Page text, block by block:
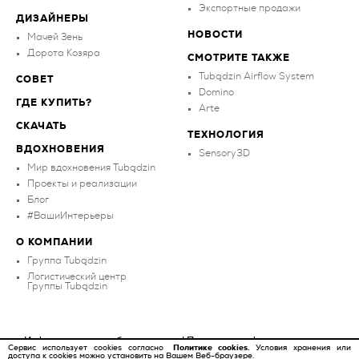
Сервис использует cookies согласно Политике cookies. Условия хранения или
доступа к cookies можно установить на Вашем Веб-браузере.
ДИЗАЙНЕРЫ
Мачей Зень
Дорота Козяра
СОВЕТ
ГДЕ КУПИТЬ?
СКАЧАТЬ
ВДОХНОВЕНИЯ
Мир вдохновения Tubądzin
Проекты и реализации
Блог
#ВашиИнтерьеры
О КОМПАНИИ
Группа Tubądzin
Логистический центр
Группы Tubądzin
Экспортные продажи
НОВОСТИ
СМОТРИТЕ ТАКЖЕ
Tubądzin Airflow System
Domino
Arte
ТЕХНОЛОГИЯ
Sensory3D
Информационное обязательство|Политика конфиденциальности